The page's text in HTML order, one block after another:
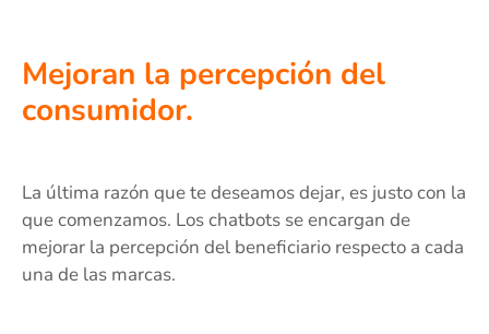
Mejoran la percepción del
consumidor.
La última razón que te deseamos dejar, es justo con la
que comenzamos. Los chatbots se encargan de
mejorar la percepción del beneficiario respecto a cada
una de las marcas.